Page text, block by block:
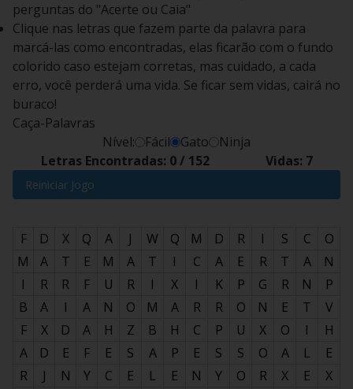
perguntas do "Acerte ou Caia"
Clique nas letras que fazem parte da palavra para
marcá-las como encontradas, elas ficarão com o fundo
colorido caso estejam corretas, mas cuidado, a cada
erro, você perderá uma vida. Se ficar sem vidas, cairá no
buraco!
Caça-Palavras
Nível:
Fácil Gato
Ninja
Letras Encontradas: 0/ 152 Vidas: 7
Reiniciar Jogo
F D X Q A J W Q M D R I S C
O
M
A T E M A T I C A E R T A
N
I
R R F U R I X I K P G R N
P
B
A I A N O M A R R O N E T
V
F
X D A H Z B H C P U X O I
H
A
D E F E S A P E S S O A L
E
R
J N Y C E L E N Y O R X E
X